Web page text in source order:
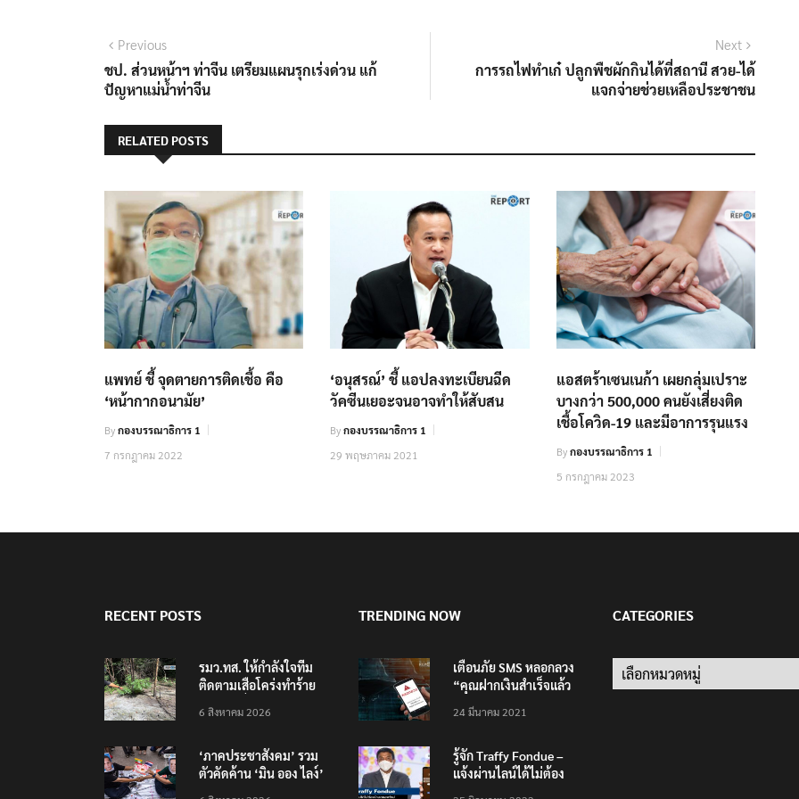
แนะแนว
เรื่อง
PreviousPrevious
post:
ชป. ส่วนหน้าฯ ท่าจีน เตรียมแผนรุกเร่งด่วน แก้
ปัญหาแม่น้ำท่าจีน
Next
post:
การรถไฟทำเก๋ ปลูกพืชผักกินได้ที่สถานี สวย-ได้
แจกจ่ายช่วยเหลือประชาชน
RELATED POSTS
แพทย์ ชี้ จุดตายการติดเชื้อ คือ
‘หน้ากากอนามัย’
Byกองบรรณาธิการ 1
7 กรกฎาคม 2022
‘อนุสรณ์’ ชี้ แอปลงทะเบียนฉีด
วัคซีนเยอะจนอาจทำให้สับสน
Byกองบรรณาธิการ 1
29 พฤษภาคม 2021
แอสตร้าเซนเนก้า เผยกลุ่มเปราะ
บางกว่า 500,000 คนยังเสี่ยงติด
เชื้อโควิด-19 และมีอาการรุนแรง
Byกองบรรณาธิการ 1
5 กรกฎาคม 2023
RECENT POSTS
รมว.ทส. ให้กำลังใจทีม
ติดตามเสือโคร่งทำร้าย
6 สิงหาคม 2026
‘ภาคประชาสังคม’ รวม
ตัวคัดค้าน ‘มิน ออง ไลง์’
TRENDING NOW
เตือนภัย SMS หลอกลวง
“คุณฝากเงินสำเร็จแล้ว
200,000 บาท”
24 มีนาคม 2021
รู้จัก Traffy Fondue –
แจ้งผ่านไลน์ได้ไม่ต้อง
CATEGORIES
Categories